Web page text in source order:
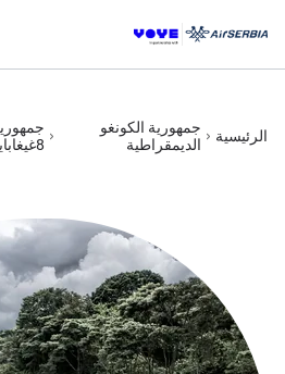
الرئيسية
جمهورية الكونغو
الديمقراطية
8غيغابايت